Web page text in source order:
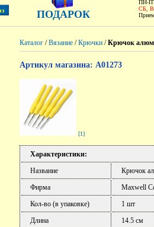
ПОДАРОК
ПН-
СБ,
Каталог /Вязание /Крючки /Крючок
Артикул магазина: A01273
[1]
Характеристики:
Название
Крючок
Фирма
Maxwell
Кол-во (в упаковке)
1 шт
Длина
14.5 см